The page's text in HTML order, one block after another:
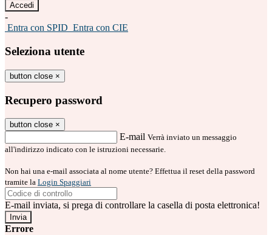
-
Entra con SPID Entra con CIE
Seleziona utente
button close ×
Recupero password
button close ×
E-mail Verrà inviato un messaggio
all'indirizzo indicato con le istruzioni necessarie.
Non hai una e-mail associata al nome utente? Effettua il reset della password
tramite la Login Spaggiari
E-mail inviata, si prega di controllare la casella di posta elettronica!
Errore